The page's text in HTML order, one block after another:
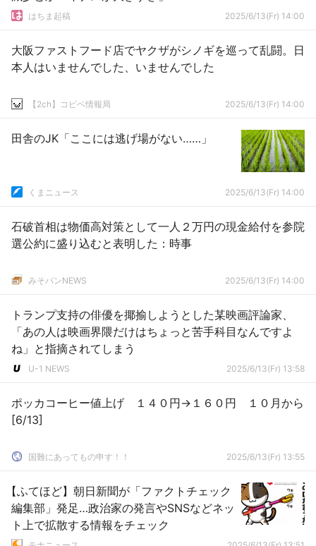
はちま起稿 2025/6/13(Fr) 14:00
大阪ファストフード店でヤクザがシノギを巡って乱闘。日
本人はいませんでした、いませんでした
【2ch】コピペ情報局 2025/6/13(Fr) 14:00
田舎のJK「ここには逃げ場がない……」
くまニュース 2025/6/13(Fr) 14:00
石破首相は物価高対策として一人２万円の現金給付を参院
選公約に盛り込むと表明した：時事
みそパンNEWS 2025/6/13(Fr) 14:00
トランプ支持の俳優を揶揄しようとした某映画評論家、
「あの人は映画界隈だけはちょっと苦手科目なんですよ
ね」と指摘されてしまう
U-1 NEWS 2025/6/13(Fr) 13:58
ポッカコーヒー値上げ １４０円→１６０円 １０月から
[6/13]
国難にあってもの申す！！ 2025/6/13(Fr) 13:55
【ふてほど】朝日新聞が「ファクトチェック
編集部」発足…政治家の発言やSNSなどネッ
ト上で拡散する情報をチェック